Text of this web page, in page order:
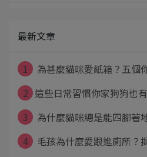
最新文章
1
為甚麼貓咪愛紙箱？五個
2 這些日常習慣你家狗狗也
3
為什麼貓咪總是能四腳著
4
毛孩為什麼愛跟進廁所？